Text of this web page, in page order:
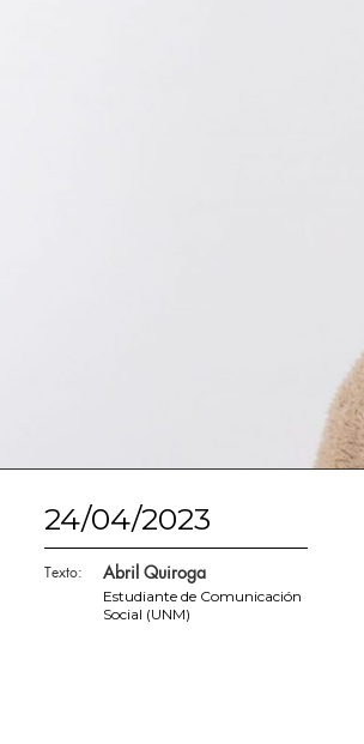
24/04/2023
Texto: Abril Quiroga
Estudiante de Comunicación
Social (UNM)